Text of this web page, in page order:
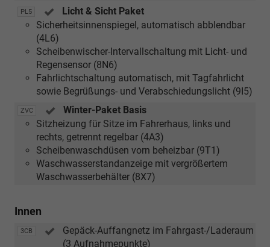
Verbindung
mit
1.5
TSI
PHEV)
PL5
Licht & Sicht Paket
Sicherheitsinnenspiegel, automatisch abblendbar
(4L6)
Scheibenwischer-Intervallschaltung mit Licht- und
Regensensor (8N6)
Fahrlichtschaltung automatisch, mit Tagfahrlicht
sowie Begrüßungs- und Verabschiedungslicht (9I5)
ZVC
Winter-Paket Basis
Sitzheizung für Sitze im Fahrerhaus, links und
rechts, getrennt regelbar (4A3)
Scheibenwaschdüsen vorn beheizbar (9T1)
Waschwasserstandanzeige mit vergrößertem
Waschwasserbehälter (8X7)
Innen
3CB
Gepäck-Auffangnetz im Fahrgast-/Laderaum
(3 Aufnahmepunkte)